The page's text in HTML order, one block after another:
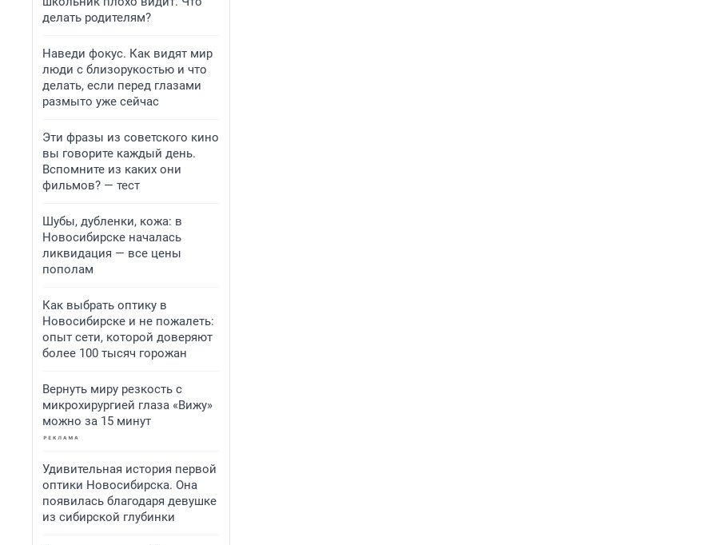
делать родителям?
Наведи фокус. Как видят мир
люди с близорукостью и что
делать, если перед глазами
размыто уже сейчас
Эти фразы из советского кино
вы говорите каждый день.
Вспомните из каких они
фильмов? — тест
Шубы, дубленки, кожа: в
Новосибирске началась
ликвидация — все цены
пополам
Как выбрать оптику в
Новосибирске и не пожалеть:
опыт сети, которой доверяют
более 100 тысяч горожан
Вернуть миру резкость с
микрохирургией глаза «Вижу»
можно за 15 минут
Удивительная история первой
оптики Новосибирска. Она
появилась благодаря девушке
из сибирской глубинки